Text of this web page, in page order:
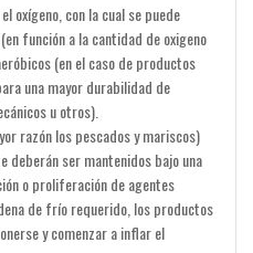
oxígeno, con la cual se puede
función a la cantidad de oxigeno
(en el caso de productos
una mayor durabilidad de
u otros).
razón los pescados y mariscos)
deberán ser mantenidos bajo una
o proliferación de agentes
de frío requerido, los productos
y comenzar a inflar el